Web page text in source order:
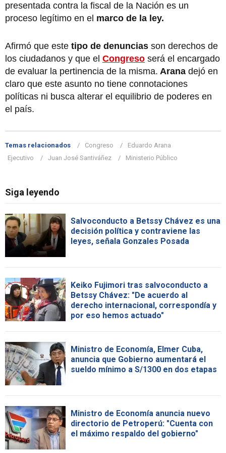
presentada contra la fiscal de la Nación es un
proceso legítimo en el marco de la ley.
Afirmó que este tipo de denuncias son derechos de
los ciudadanos y que el Congreso será el encargado
de evaluar la pertinencia de la misma. Arana dejó en
claro que este asunto no tiene connotaciones
políticas ni busca alterar el equilibrio de poderes en
el país.
Temas relacionados Congreso
Eduardo Arana
Ejecutivo
Juan José Santiváñez Ministerio Público
Siga leyendo
Salvoconducto a Betssy Chávez es una
decisión política y contraviene las
leyes, señala Gonzales Posada
Keiko Fujimori tras salvoconducto a
Betssy Chávez: "De acuerdo al
derecho internacional, correspondía y
por eso hemos actuado"
Ministro de Economía, Elmer Cuba,
anuncia que Gobierno aumentará el
sueldo mínimo a S/1300 en dos etapas
Ministro de Economía anuncia nuevo
directorio de Petroperú: "Cuenta con
el máximo respaldo del gobierno"